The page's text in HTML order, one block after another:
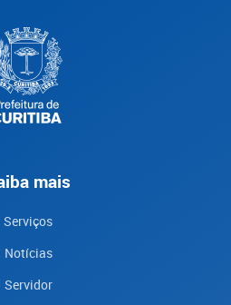
mais
Serviços
Notícias
Servidor